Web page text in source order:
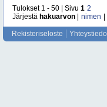
Tulokset 1 - 50 | Sivu 1 2
Järjestä hakuarvon nimen
Rekisteriseloste